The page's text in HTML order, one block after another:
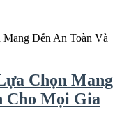
Mang Đến An Toàn Và
Chọn Mang
Cho Mọi Gia